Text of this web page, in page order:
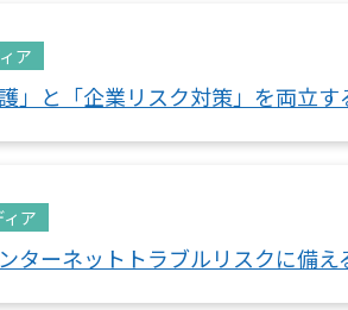
ア
」と「企業リスク対策」を両立す
ィア
ターネットトラブルリスクに備え